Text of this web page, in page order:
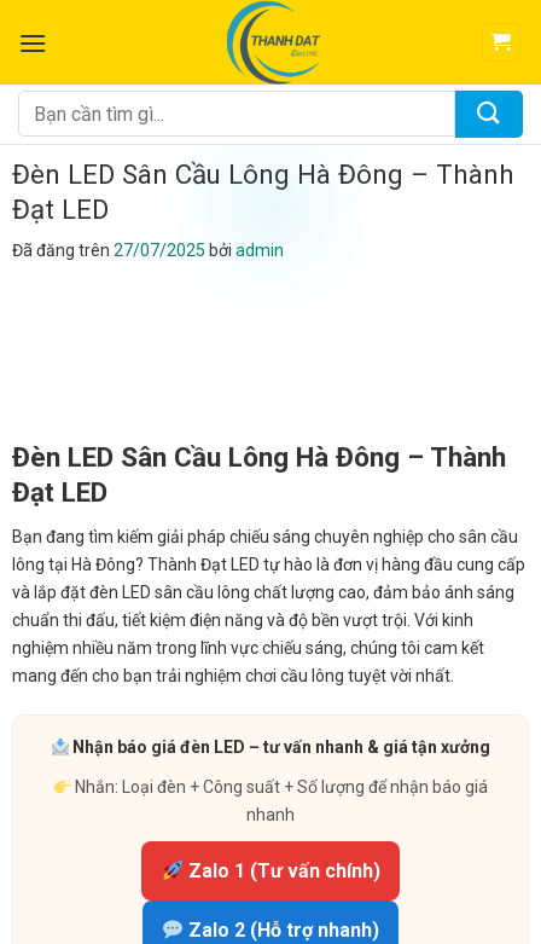
đến
dung
Tìm
kiếm:
Đèn LED Sân Cầu Lông Hà Đông – Thành
Đạt LED
Đã đăng trên 27/07/2025 bởi admin
Đèn LED Sân Cầu Lông Hà Đông – Thành
Đạt LED
Bạn đang tìm kiếm giải pháp chiếu sáng chuyên nghiệp cho sân cầu
lông tại Hà Đông? Thành Đạt LED tự hào là đơn vị hàng đầu cung cấp
và lắp đặt đèn LED sân cầu lông chất lượng cao, đảm bảo ánh sáng
chuẩn thi đấu, tiết kiệm điện năng và độ bền vượt trội. Với kinh
nghiệm nhiều năm trong lĩnh vực chiếu sáng, chúng tôi cam kết
mang đến cho bạn trải nghiệm chơi cầu lông tuyệt vời nhất.
Nhận báo giá đèn LED – tư vấn nhanh & giá tận xưởng
Nhắn: Loại đèn + Công suất + Số lượng để nhận báo giá
nhanh
Zalo 1 (Tư vấn chính)
Zalo 2 (Hỗ trợ nhanh)